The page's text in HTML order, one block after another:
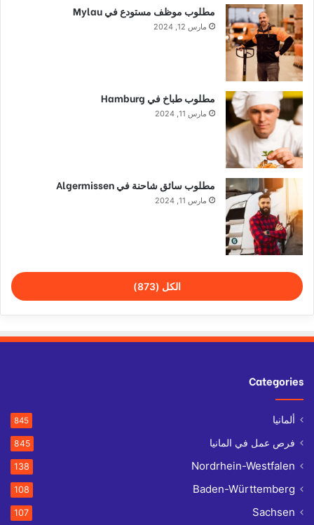
مطلوب موظف مستودع في Mylau
مارس 12, 2024
مطلوب طباخ في Hamburg
مارس 11, 2024
مطلوب سائق شاحنة في Algermissen
مارس 11, 2024
الكل (873)
Categories
ألمانيا 845
فرص عمل في المانيا 845
Nordrhein-Westfalen
138
Baden-Württemberg
108
Sachsen
107